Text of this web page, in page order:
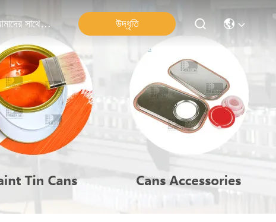
আমাদের সাথে যোগাযোগ উদ্ধৃতি